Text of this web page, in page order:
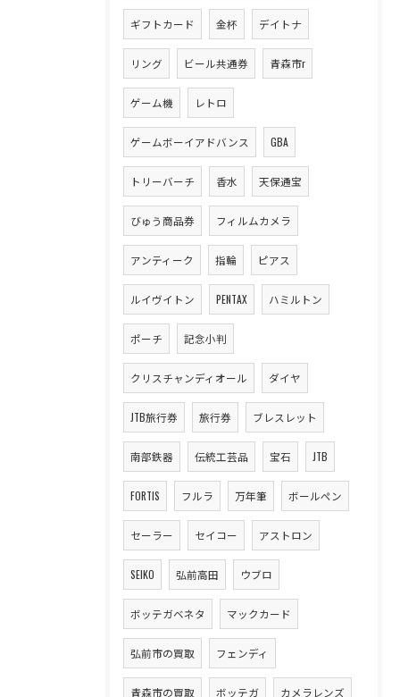
ギフトカード 金杯 デイトナ
リング ビール共通券 青森市r
ゲーム機 レトロ
ゲームボーイアドバンス GBA
トリーバーチ 香水 天保通宝
びゅう商品券 フィルムカメラ
アンティーク 指輪 ピアス
ルイヴイトン PENTAX ハミルトン
ポーチ 記念小判
クリスチャンディオール ダイヤ
JTB旅行券 旅行券 ブレスレット
南部鉄器 伝統工芸品 宝石 JTB
FORTIS フルラ 万年筆 ボールペン
セーラー セイコー アストロン
SEIKO 弘前高田 ウブロ
ボッテガベネタ マックカード
弘前市の買取 フェンディ
青森市の買取 ボッテガ カメラレンズ